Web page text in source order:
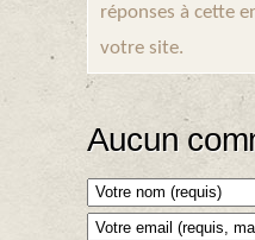
réponses à cette
votre site.
Aucun